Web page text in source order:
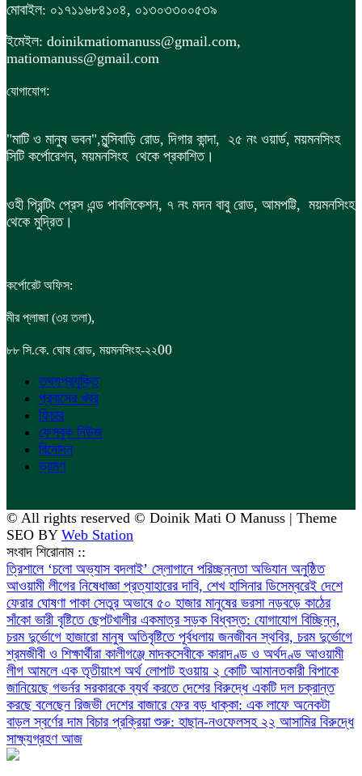
মোবাইল: ০১৭১১৬৮৪১০৪, ০১৩০৩৩০০৫৩৯
ইমেইল: doinikmatiomanuss@gmail.com,
matiomanuss@gmail.com
যোগাযোগ:
"মাটি ও মানুষ ভবন",মুন্সিবাড়ি রোড, দিগার কান্দা, ২৫ নং ওয়ার্ড, ময়মনসিংহ
সিটি কর্পোরেশন, ময়মনসিংহ থেকে প্রকাশিত।
ওহী প্রিন্টিং প্রেস এন্ড পাবলিকেশন, ৭ নং মদন বাবু রোড, আমপট্টি, ময়মনসিংহ
থেকে মুদ্রিত।
কর্পোরেট অফিস:
মীর প্লাজা (৩য় তলা),
৮৮ সি.কে. ঘোষ রোড, ময়মনসিংহ-২২00
তথ্যপ্রযুক্তি
প্রবাসের খবর
ফিচার
ফেসবুক নিউজ
বিনোদন
ভ্রমণ
© All rights reserved © Doinik Mati O Manuss | Theme
SEO BY Web Station
সংবাদ শিরোনাম ::
‎ত্রিশালে ‘চলো অভ্যাস বদলাই’ স্লোগানে পরিচ্ছন্নতা অভিযান অনুষ্ঠিত
আওয়ামী লীগের নিষেধাজ্ঞা প্রত্যাহারের দাবি, শেখ হাসিনার ডিসেম্বরেই দেশে
ফেরার ঘোষণা পাকা সেতুর অভাবে ৫০ হাজার মানুষের ভরসা নড়বড়ে কাঠের
সাঁকো ভারী বৃষ্টিতে ছেপটখালীর একমাত্র সড়ক বিধ্বস্ত: যোগাযোগ বিচ্ছিন্ন,
চরম দুর্ভোগে হাজারো মানুষ অতিবৃষ্টিতে পূর্বধলায় জনজীবন স্থবির, চরম দুর্ভোগে
শ্রমজীবী ও শিক্ষার্থীরা কালীগঞ্জে মাদকসেবীকে কারাদণ্ড ও অর্থদণ্ড আওয়ামী
লীগ আমলে এক তৃতীয়াংশ অর্থ লোপাট হওয়ায় ২ কোটি আমানতকারী বিপাকে
জানিয়েছে গভর্নর সরকারকে ব্যর্থ করতে দেশের বিরুদ্ধে একটি দল চক্রান্ত
করছে বলেছেন রিজভী দেশের বাজারে ফের বড় ধাক্কা: এক লাফে অনেকটা
বাড়ল স্বর্ণের দাম বিচার প্রক্রিয়া শুরু: হাছান-নওফেলসহ ২২ আসামির বিরুদ্ধে
সাক্ষ্যগ্রহণ আজ